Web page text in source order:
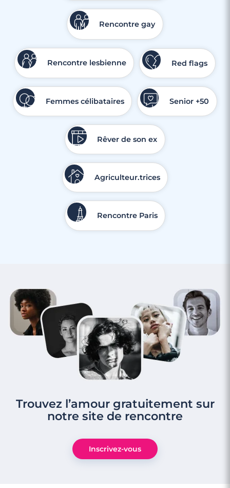
Rencontre à Marignane
Rencontre à Miramas
Rencontre à Plan-de-Cuques
Rencontre gay
Rencontre lesbienne Red flags
Femmes célibataires Senior +50
Rêver de son ex
Agriculteur.trices
Rencontre Paris
Trouvez l’amour gratuitement sur
notre site de rencontre
Inscrivez-vous